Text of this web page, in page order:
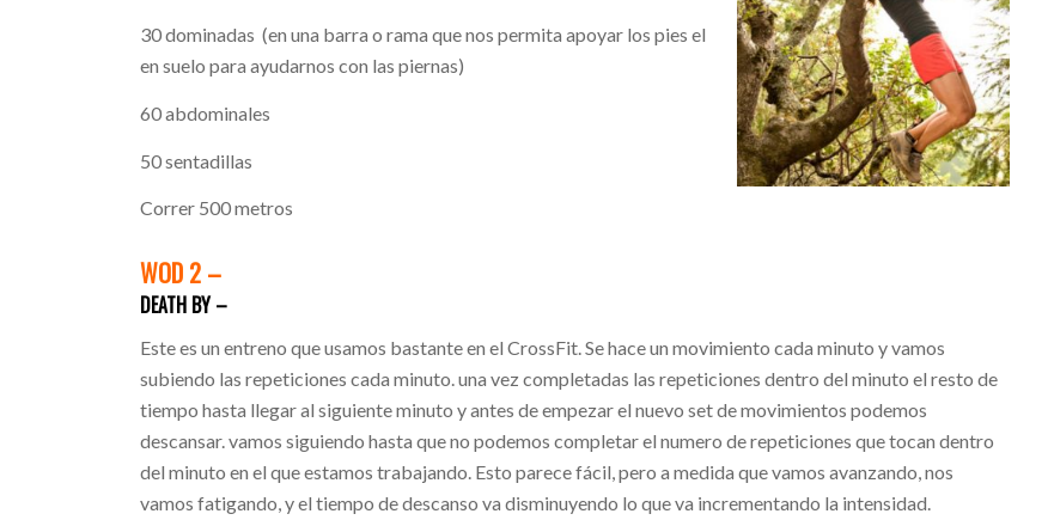
30 dominadas (en una barra o rama que nos permita apoyar los pies el
en suelo para ayudarnos con las piernas)
60 abdominales
50 sentadillas
Correr 500 metros
WOD 2 –
DEATH BY –
Este es un entreno que usamos bastante en el CrossFit. Se hace un movimiento cada minuto y vamos
subiendo las repeticiones cada minuto. una vez completadas las repeticiones dentro del minuto el resto de
tiempo hasta llegar al siguiente minuto y antes de empezar el nuevo set de movimientos podemos
descansar. vamos siguiendo hasta que no podemos completar el numero de repeticiones que tocan dentro
del minuto en el que estamos trabajando. Esto parece fácil, pero a medida que vamos avanzando, nos
vamos fatigando, y el tiempo de descanso va disminuyendo lo que va incrementando la intensidad.